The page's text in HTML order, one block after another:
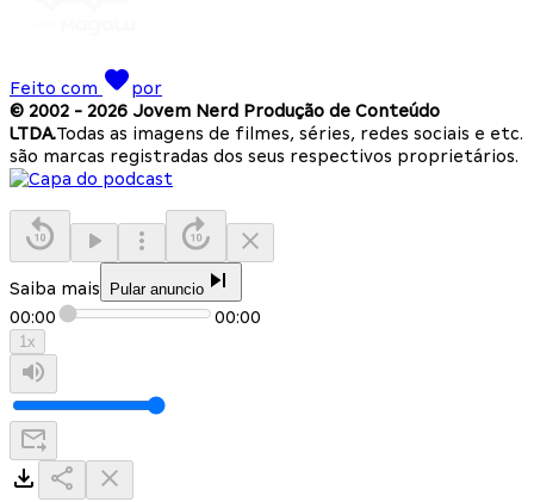
Feito com
por
© 2002 - 2026 Jovem Nerd Produção de Conteúdo
LTDA.Todas as imagens de filmes, séries, redes sociais e etc.
são marcas registradas dos seus respectivos proprietários.
Saiba mais Pular anuncio
00:00 00:00
1x